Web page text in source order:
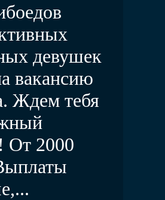
девушек
вакансию
Ждем тебя
От 2000